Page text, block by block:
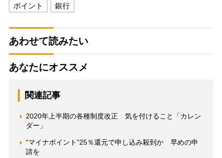
ポイント 銀行
あわせて読みたい
あなたにオススメ
関連記事
2020年上半期の各種制度改正 気を付けること「カレン
ダー」
“マイナポイント”25％還元で申し込み殺到か 早めの申
請を